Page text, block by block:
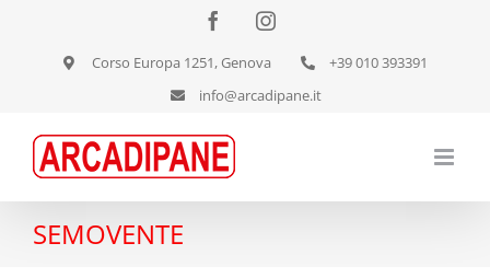
contenuto
FacebookInstagram
Corso Europa 1251, Genova
+39 010 393391
info@arcadipane.it
SEMOVENTE